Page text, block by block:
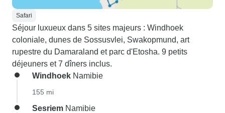
Safari
Séjour luxueux dans 5 sites majeurs : Windhoek
coloniale, dunes de Sossusvlei, Swakopmund, art
rupestre du Damaraland et parc d'Etosha. 9 petits
déjeuners et 7 dîners inclus.
Windhoek Namibie
155 mi
Sesriem Namibie